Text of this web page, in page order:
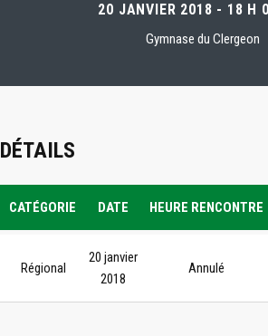
20 JANVIER 2018 - 18 H
Gymnase du Clergeon
DÉTAILS
CATÉGORIE DATE HEURE RENCONTRE
Régional
20 janvier
2018
Annulé